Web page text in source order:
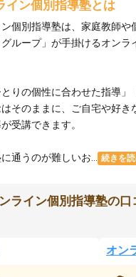
イン個別指導塾とは
ン個別指導塾は、家庭教師や
ループ」が手掛けるオンラ
りの個性に合わせた指導」
そのままに、ご自宅や好き
受講できます。
通うのが難しいお... 続きを
ライン個別指導塾の
オン